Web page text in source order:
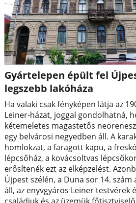
Gyártelepen épült fel
legszebb lakóháza
Ha valaki csak fényképen látja az
Leiner-házat, joggal gondolhatná,
kétemeletes magastetős
egy belvárosi negyedben áll. A
homlokzat, a faragott kapu, a
lépcsőház, a kovácsoltvas
erősítenék ezt az elképzelést.
Újpest szélén, a Duna sor 14.
áll, az enyvgyáros Leiner testvérek
családjuk és az üzemük